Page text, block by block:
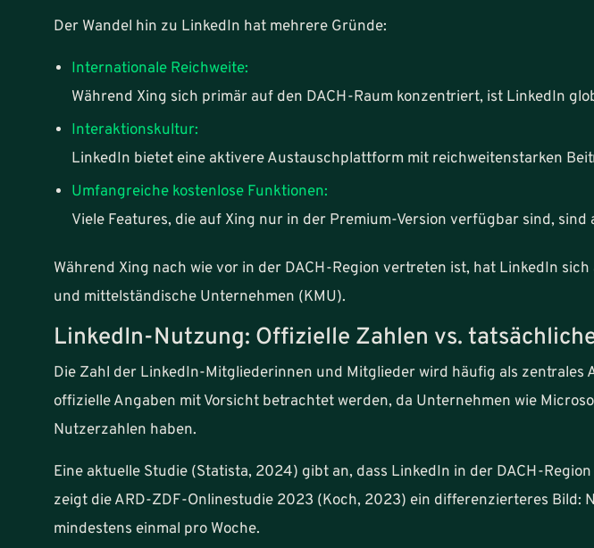
Der Wandel hin zu LinkedIn hat mehrere Gründe:
Internationale Reichweite:
Während Xing sich primär auf den DACH-Raum konzentriert, ist LinkedIn
Interaktionskultur:
LinkedIn bietet eine aktivere Austauschplattform mit reichweitenstarken
Umfangreiche kostenlose Funktionen:
Viele Features, die auf Xing nur in der Premium-Version verfügbar sind,
Während Xing nach wie vor in der DACH-Region vertreten ist, hat LinkedIn
und mittelständische Unternehmen (KMU).
LinkedIn-Nutzung: Offizielle Zahlen vs.
Die Zahl der LinkedIn-Mitgliederinnen und Mitglieder wird häufig als
offizielle Angaben mit Vorsicht betrachtet werden, da Unternehmen wie
Nutzerzahlen haben.
Eine aktuelle Studie (Statista, 2024) gibt an, dass LinkedIn in der DACH-
zeigt die ARD-ZDF-Onlinestudie 2023 (Koch, 2023) ein differenzierteres
mindestens einmal pro Woche.